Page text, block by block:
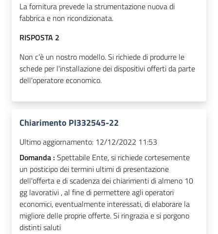
La fornitura prevede la strumentazione nuova di
fabbrica e non ricondizionata.
RISPOSTA 2
Non c’è un nostro modello. Si richiede di produrre le
schede per l'installazione dei dispositivi offerti da parte
dell'operatore economico.
Chiarimento PI332545-22
Ultimo aggiornamento: 12/12/2022 11:53
Domanda : Spettabile Ente, si richiede cortesemente
un posticipo dei termini ultimi di presentazione
dell'offerta e di scadenza dei chiarimenti di almeno 10
gg lavorativi , al fine di permettere agli operatori
economici, eventualmente interessati, di elaborare la
migliore delle proprie offerte. Si ringrazia e si porgono
distinti saluti